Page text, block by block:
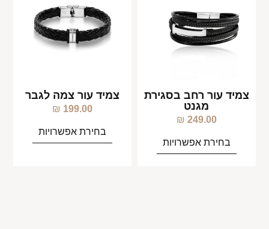
צמיד עור רחב בסגירת
מגנט
249.00
₪
בחירת אפשרויות
צמיד עור צמה לגבר
199.00
₪
בחירת אפשרויות